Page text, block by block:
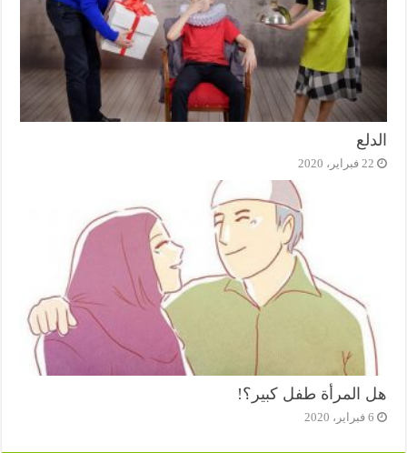
الدلع
22 فبراير، 2020
هل المرأة طفل كبير؟!
6 فبراير، 2020